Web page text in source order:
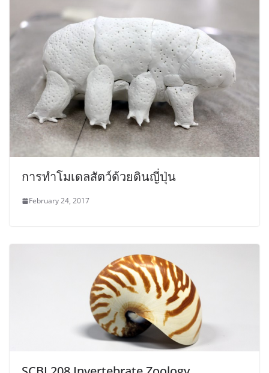
การทำโมเดลสัตว์ด้วยดินญี่ปุ่น
February 24, 2017